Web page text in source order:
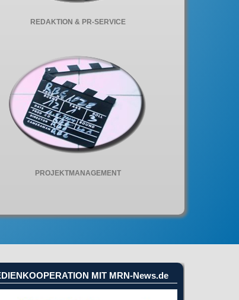
REDAKTION & PR-SERVICE
PROJEKTMANAGEMENT
MIT MRN-News.de